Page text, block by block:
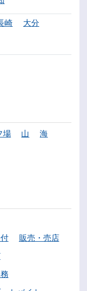
崎 大分
場 山 海
販売・売店